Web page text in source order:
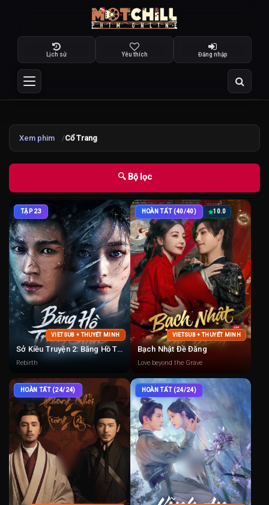
Lịch sử Yêu thích Đăng nhập
Xem phim Cổ Trang
🔍 Bộ lọc
TẬP 23
VIETSUB + THUYẾT MINH
Sở Kiều Truyện 2: Băng Hồ Trọng Sinh
Rebirth
HOÀN TẤT (40/40) 10.0
VIETSUB + THUYẾT MINH
Bạch Nhật Đề Đăng
Love beyond the Grave
HOÀN TẤT (24/24) HOÀN TẤT (24/24)